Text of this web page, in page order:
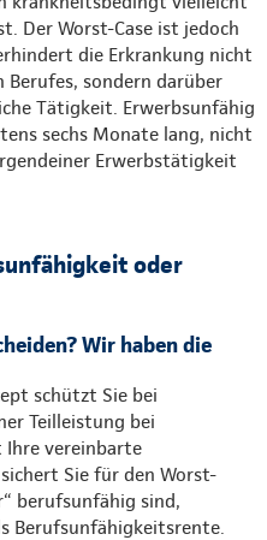
Der Worst-Case ist jedoch
die Erkrankung nicht
Berufes, sondern darüber
Tätigkeit. Erwerbsunfähig
sechs Monate lang, nicht
Erwerbstätigkeit
oder
Wir haben die
schützt Sie bei
Teilleistung bei
Ihre vereinbarte
Sie für den Worst-
berufsunfähig sind,
Berufsunfähigkeitsrente.